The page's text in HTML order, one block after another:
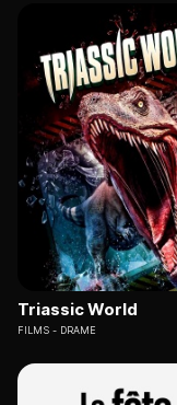
Triassic World
FILMS DRAME